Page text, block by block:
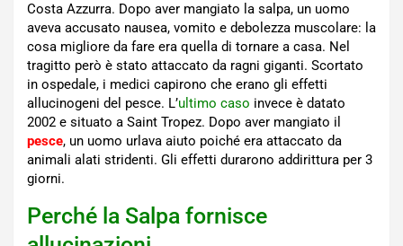
Costa Azzurra. Dopo aver mangiato la salpa, un uomo
aveva accusato nausea, vomito e debolezza muscolare: la
cosa migliore da fare era quella di tornare a casa. Nel
tragitto però è stato attaccato da ragni giganti. Scortato
in ospedale, i medici capirono che erano gli effetti
allucinogeni del pesce. L’ultimo caso invece è datato
2002 e situato a Saint Tropez. Dopo aver mangiato il
pesce, un uomo urlava aiuto poiché era attaccato da
animali alati stridenti. Gli effetti durarono addirittura per 3
giorni.
Perché la Salpa fornisce